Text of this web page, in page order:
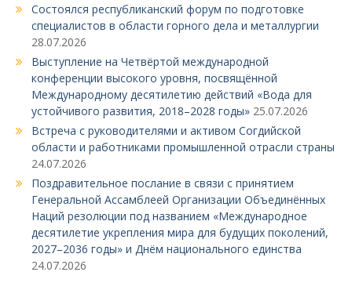
и
а
я
о
Состоялся республиканский форум по подготовке
специалистов в области горного дела и металлургии
28.07.2026
Выступление на Четвёртой международной
конференции высокого уровня, посвящённой
Международному десятилетию действий «Вода для
устойчивого развития, 2018–2028 годы» 25.07.2026
Встреча с руководителями и активом Согдийской
области и работниками промышленной отрасли страны
24.07.2026
Поздравительное послание в связи с принятием
Генеральной Ассамблеей Организации Объединённых
Наций резолюции под названием «Международное
десятилетие укрепления мира для будущих поколений,
2027–2036 годы» и Днём национального единства
24.07.2026